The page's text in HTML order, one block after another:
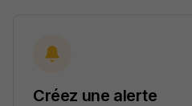
Créez une alerte